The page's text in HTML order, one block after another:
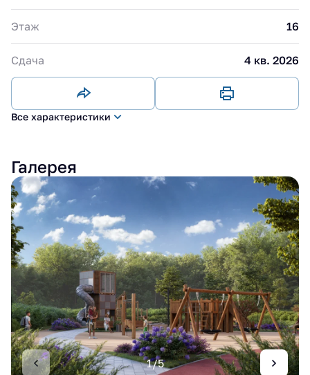
Этаж 16
Сдача 4 кв. 2026
Все характеристики
Галерея
1/5